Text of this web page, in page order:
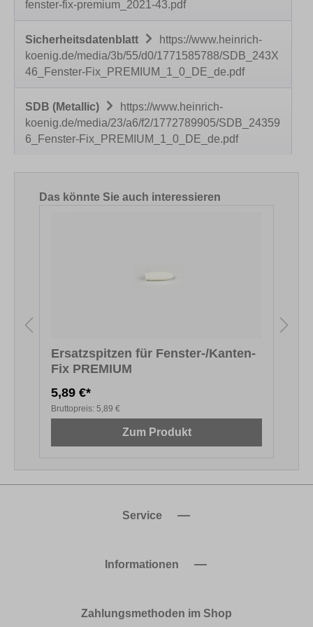
fenster-fix-premium_2021-43.pdf
Sicherheitsdatenblatt
https://www.heinrich-
koenig.de/media/3b/55/d0/1771585788/SDB_243X
46_Fenster-Fix_PREMIUM_1_0_DE_de.pdf
SDB (Metallic)
https://www.heinrich-
koenig.de/media/23/a6/f2/1772789905/SDB_24359
6_Fenster-Fix_PREMIUM_1_0_DE_de.pdf
Produktgalerie überspringen
Das könnte Sie auch interessieren
Ersatzspitzen für Fenster-/Kanten-
Fix PREMIUM
5,89 €*
Bruttopreis: 5,89 €
Zum Produkt
Service
Informationen
Zahlungsmethoden im Shop